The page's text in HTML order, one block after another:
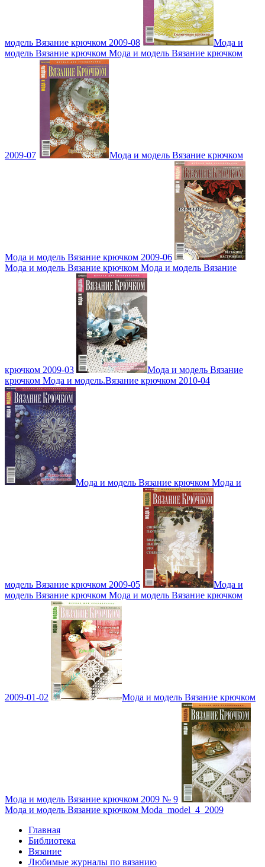
модель Вязание крючком 2009-08
Мода и
модель Вязание крючком Мода и модель Вязание крючком
2009-07 Мода и модель Вязание крючком
Мода и модель Вязание крючком 2009-06
Мода и модель Вязание крючком Мода и модель Вязание
крючком 2009-03
Мода и модель Вязание
крючком Мода и модель.Вязание крючком 2010-04
Мода и модель Вязание крючком Мода и
модель Вязание крючком 2009-05
Мода и
модель Вязание крючком Мода и модель Вязание крючком
2009-01-02 Мода и модель Вязание крючком
Мода и модель Вязание крючком 2009 № 9
Мода и модель Вязание крючком Moda_model_4_2009
Главная
Библиотека
Вязание
Любимые журналы по вязанию